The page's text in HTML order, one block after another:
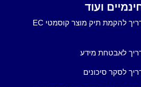
ועוד
הורידו את המדריך להקמת תיק מוצר קוסמטי EC
לאבטחת מידע
לסקר סיכונים